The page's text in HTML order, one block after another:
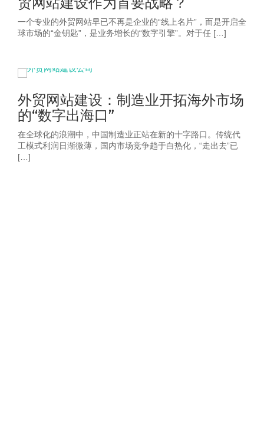
一个专业的外贸网站早已不再是企业的“线上名片”，而是开启全
球市场的“金钥匙”，是业务增长的“数字引擎”。对于任 […]
外贸网站建设：制造业开拓海外市场
的“数字出海口”
在全球化的浪潮中，中国制造业正站在新的十字路口。传统代
工模式利润日渐微薄，国内市场竞争趋于白热化，“走出去”已
[…]